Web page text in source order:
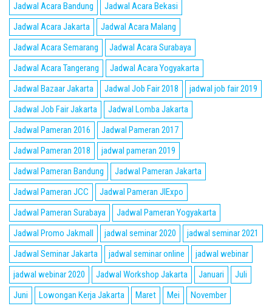
Jadwal Acara Bandung
Jadwal Acara Bekasi
Jadwal Acara Jakarta
Jadwal Acara Malang
Jadwal Acara Semarang
Jadwal Acara Surabaya
Jadwal Acara Tangerang
Jadwal Acara Yogyakarta
Jadwal Bazaar Jakarta
Jadwal Job Fair 2018
jadwal job fair 2019
Jadwal Job Fair Jakarta
Jadwal Lomba Jakarta
Jadwal Pameran 2016
Jadwal Pameran 2017
Jadwal Pameran 2018
jadwal pameran 2019
Jadwal Pameran Bandung
Jadwal Pameran Jakarta
Jadwal Pameran JCC
Jadwal Pameran JIExpo
Jadwal Pameran Surabaya
Jadwal Pameran Yogyakarta
Jadwal Promo Jakmall
jadwal seminar 2020
jadwal seminar 2021
Jadwal Seminar Jakarta
jadwal seminar online
jadwal webinar
jadwal webinar 2020
Jadwal Workshop Jakarta Januari
Juli
Juni
Lowongan Kerja Jakarta Maret Mei
November